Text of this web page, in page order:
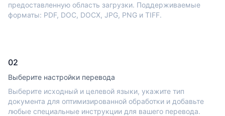
предоставленную область загрузки. Поддерживаемые
форматы: PDF, DOC, DOCX, JPG, PNG и TIFF.
02
Выберите настройки перевода
Выберите исходный и целевой языки, укажите тип
документа для оптимизированной обработки и добавьте
любые специальные инструкции для вашего перевода.